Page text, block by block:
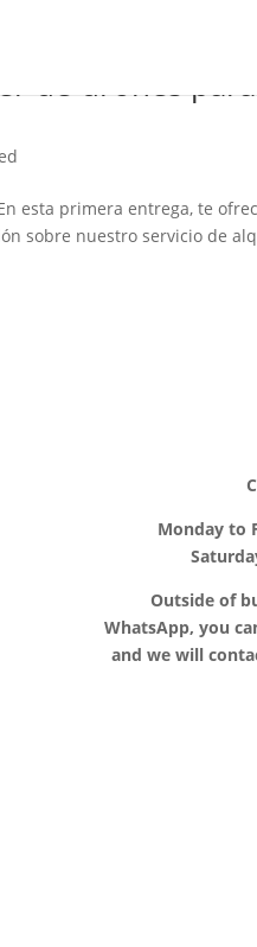
de drones
esta primera entrega, te
sobre nuestro servicio de
Monday to
Outside of
WhatsApp, you
and we will